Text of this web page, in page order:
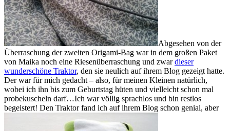
Abgesehen von der
Überraschung der zweiten Origami-Bag war in dem großen Paket
von Maika noch eine Riesenüberraschung und zwardieser
wunderschöne Traktor, den sie neulich auf ihrem Blog gezeigt hatte.
Der war für mich gedacht – also, für meinen Kleinen natürlich,
wobei ich ihn bis zum Geburtstag hüten und vielleicht schon mal
probekuscheln darf…Ich war völlig sprachlos und bin restlos
begeistert! Den Traktor fand ich auf ihrem Blog schon genial, aber